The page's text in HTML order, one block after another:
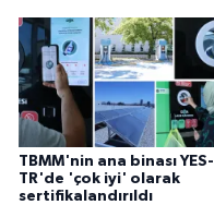
TBMM'nin ana binası YES-
TR'de 'çok iyi' olarak
sertifikalandırıldı